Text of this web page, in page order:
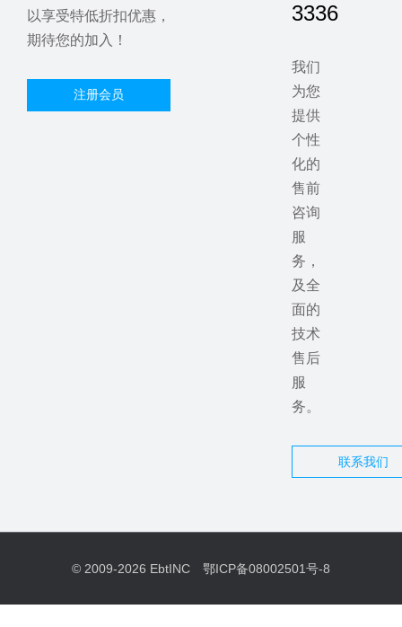
以享受特低折扣优惠，
期待您的加入！
注册会员
3336
我们
为您
提供
个性
化的
售前
咨询
服
务，
及全
面的
技术
售后
服
务。
联系我们
© 2009-2026 EbtINC 鄂ICP备08002501号-8